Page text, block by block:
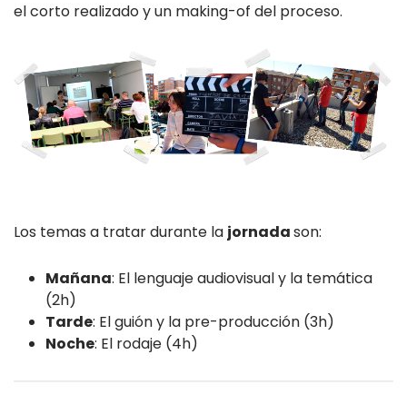
el corto realizado y un making-of del proceso.
Los temas a tratar durante la jornadason:
Mañana: El lenguaje audiovisual y la temática
(2h)
Tarde: El guión y la pre-producción (3h)
Noche: El rodaje (4h)